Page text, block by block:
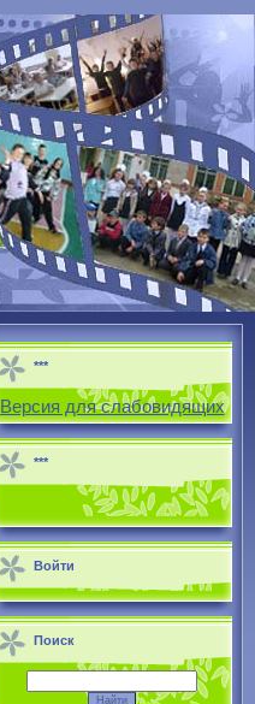
***
Версия для слабовидящих
***
Войти
Поиск